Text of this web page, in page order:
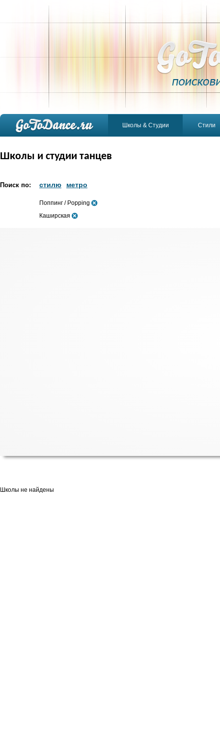
Школы & Студии Стили
Школы и студии танцев
Поиск по: стилю метро
Поппинг / Popping
Каширская
Школы не найдены